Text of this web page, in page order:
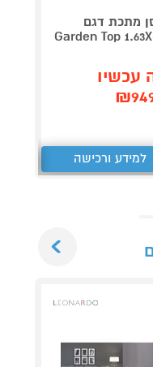
מתכת דגם
Garden Top
עכשיו
למידע ורכישה